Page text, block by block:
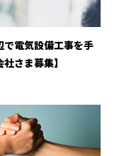
で電気設備工事を手
さま募集】